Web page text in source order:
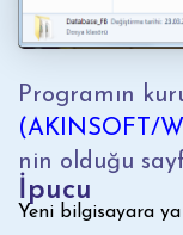
Programın
(AKINSOFT/
nin olduğu
İpucu
Yeni bilgisayara